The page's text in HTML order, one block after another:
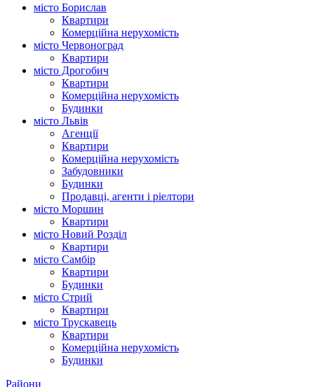
місто Борислав
Квартири
Комерційна нерухомість
місто Червоноград
Квартири
місто Дрогобич
Квартири
Комерційна нерухомість
Будинки
місто Львів
Агенції
Квартири
Комерційна нерухомість
Забудовники
Будинки
Продавці, агенти і ріелтори
місто Моршин
Квартири
місто Новий Розділ
Квартири
місто Самбір
Квартири
Будинки
місто Стрий
Квартири
місто Трускавець
Квартири
Комерційна нерухомість
Будинки
Райони